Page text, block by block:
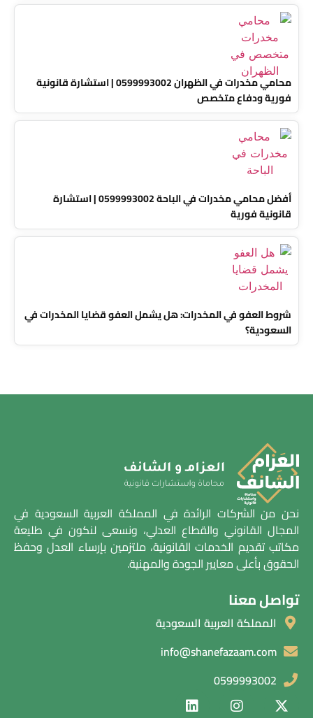
محامي مخدرات في الظهران 0599993002 | استشارة قانونية
فورية ودفاع متخصص
أفضل محامي مخدرات في الباحة 0599993002 | استشارة
قانونية فورية
شروط العفو في المخدرات: هل يشمل العفو قضايا المخدرات في
السعودية؟
نحن من الشركات الرائدة في المملكة العربية السعودية في
المجال القانوني والقطاع العدلي، ونسعى لنكون في طليعة
مكاتب تقديم الخدمات القانونية، ملتزمين بإرساء العدل وحفظ
الحقوق بأعلى معايير الجودة والمهنية.
تواصل معنا
المملكة العربية السعودية
info@shanefazaam.com
0599993002